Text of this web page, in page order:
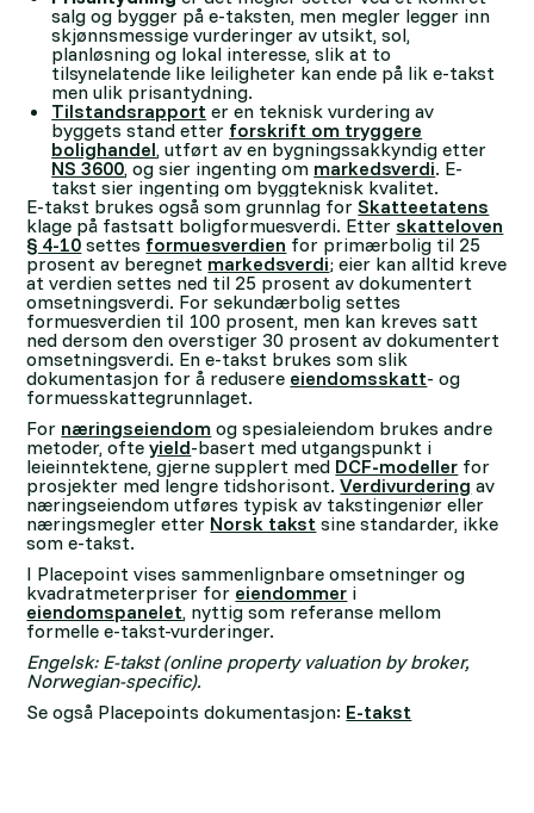
salg og bygger på e-taksten, men megler legger inn
skjønnsmessige vurderinger av utsikt, sol,
planløsning og lokal interesse, slik at to
tilsynelatende like leiligheter kan ende på lik e-takst
men ulik prisantydning.
Tilstandsrapport er en teknisk vurdering av
byggets stand etter forskrift om tryggere
bolighandel, utført av en bygningssakkyndig etter
NS 3600, og sier ingenting om markedsverdi. E-
takst sier ingenting om byggteknisk kvalitet.
E-takst brukes også som grunnlag forSkatteetatens
klage på fastsatt boligformuesverdi. Etter skatteloven
§ 4-10 settes formuesverdien for primærbolig til 25
prosent av beregnet markedsverdi; eier kan alltid kreve
at verdien settes ned til 25 prosent av dokumentert
omsetningsverdi. For sekundærbolig settes
formuesverdien til 100 prosent, men kan kreves satt
ned dersom den overstiger 30 prosent av dokumentert
omsetningsverdi. En e-takst brukes som slik
dokumentasjon for å redusere eiendomsskatt- og
formuesskattegrunnlaget.
For næringseiendom og spesialeiendom brukes andre
metoder, ofteyield-basert med utgangspunkt i
leieinntektene, gjerne supplert med DCF-modeller for
prosjekter med lengre tidshorisont.Verdivurdering av
næringseiendom utføres typisk av takstingeniør eller
næringsmegler etter Norsk takst sine standarder, ikke
som e-takst.
I Placepoint vises sammenlignbare omsetninger og
kvadratmeterpriser for eiendommer i
eiendomspanelet, nyttig som referanse mellom
formelle e-takst-vurderinger.
Engelsk: E-takst (online property valuation by broker,
Norwegian-specific).
Se også Placepoints dokumentasjon: E-takst